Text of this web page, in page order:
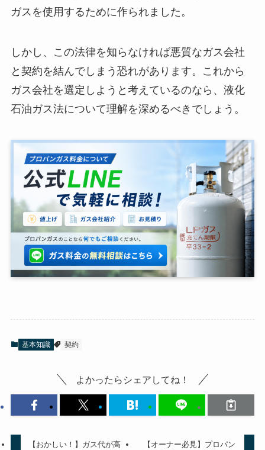
ガスを使用するために作られました。
しかし、この法律を知らなければ悪質なガス会社
と契約を結んでしまう恐れがあります。これから
ガス会社を選定しようと考えているのなら、液化
石油ガス法について理解を深めるべきでしょう。
基本知識 契約
よかったらシェアしてね！
【おかしい！】ガス代が高
【オーナー必見】プロパン